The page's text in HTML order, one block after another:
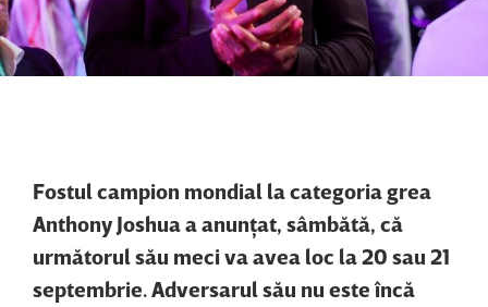
Fostul campion mondial la categoria grea
Anthony Joshua a anunţat, sâmbătă, că
următorul său meci va avea loc la 20 sau 21
septembrie. Adversarul său nu este încă